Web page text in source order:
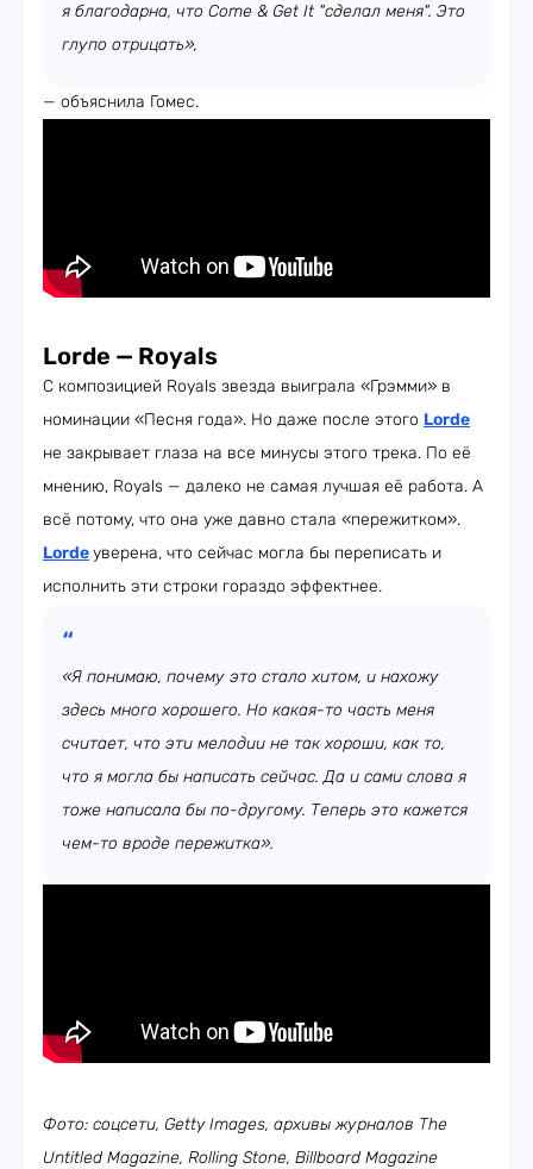
я благодарна, что Come & Get It "сделал меня". Это
глупо отрицать»,
— объяснила Гомес.
Lorde — Royals
С композицией Royals звезда выиграла «Грэмми» в
номинации «Песня года». Но даже после этого Lorde
не закрывает глаза на все минусы этого трека. По её
мнению, Royals — далеко не самая лучшая её работа. А
всё потому, что она уже давно стала «пережитком».
Lordeуверена, что сейчас могла бы переписать и
исполнить эти строки гораздо эффектнее.
«Я понимаю, почему это стало хитом, и нахожу
здесь много хорошего. Но какая-то часть меня
считает, что эти мелодии не так хороши, как то,
что я могла бы написать сейчас. Да и сами слова я
тоже написала бы по-другому. Теперь это кажется
чем-то вроде пережитка».
Фото: соцсети, Getty Images, архивы журналов The
Untitled Magazine, Rolling Stone, Billboard Magazine